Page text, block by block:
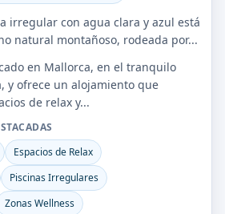
irregular con agua clara y azul está
natural montañoso, rodeada por...
en Mallorca, en el tranquilo
y ofrece un alojamiento que
de relax y...
Espacios de Relax
Piscinas Irregulares
Zonas Wellness